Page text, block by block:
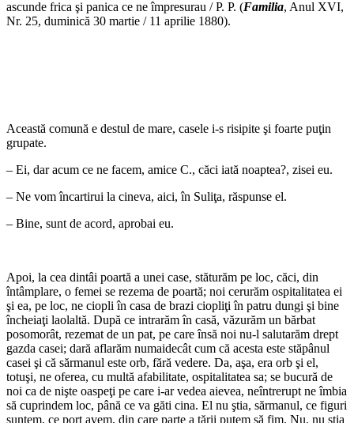
ascunde frica şi panica ce ne împresurau / P. P. (Familia, Anul XVI,
Nr. 25, duminică 30 martie / 11 aprilie 1880).
Această comună e destul de mare, casele i-s risipite şi foarte puţin
grupate.
– Ei, dar acum ce ne facem, amice C., căci iată noaptea?, zisei eu.
– Ne vom încartirui la cineva, aici, în Suliţa, răspunse el.
– Bine, sunt de acord, aprobai eu.
Apoi, la cea dintâi poartă a unei case, stăturăm pe loc, căci, din
întâmplare, o femei se rezema de poartă; noi cerurăm ospitalitatea ei
şi ea, pe loc, ne ciopli în casa de brazi ciopliţi în patru dungi şi bine
încheiaţi laolaltă. După ce intrarăm în casă, văzurăm un bărbat
posomorât, rezemat de un pat, pe care însă noi nu-l salutarăm drept
gazda casei; dară aflarăm numaidecât cum că acesta este stăpânul
casei şi că sărmanul este orb, fără vedere. Da, aşa, era orb şi el,
totuşi, ne oferea, cu multă afabilitate, ospitalitatea sa; se bucură de
noi ca de nişte oaspeţi pe care i-ar vedea aievea, neîntrerupt ne îmbia
să cuprindem loc, până ce va găti cina. El nu ştia, sărmanul, ce figuri
suntem, ce port avem, din care parte a ţării putem să fim. Nu, nu ştia